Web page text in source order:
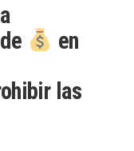
en
las